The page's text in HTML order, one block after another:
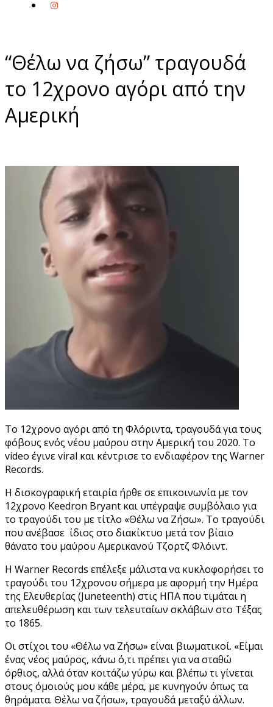
“Θέλω να ζήσω” τραγουδά
το 12χρονο αγόρι από την
Αμερική
Το 12χρονο αγόρι από τη Φλόριντα, τραγουδά για τους
φόβους ενός νέου μαύρου στην Αμερική του 2020. Το
video έγινε viral και κέντρισε το ενδιαφέρον της Warner
Records.
Η δισκογραφική εταιρία ήρθε σε επικοινωνία με τον
12χρονο Keedron Bryant και υπέγραψε συμβόλαιο για
το τραγούδι του με τίτλο «Θέλω να Ζήσω». Το τραγούδι
που ανέβασε ίδιος στο διακίκτυο μετά τον βίαιο
θάνατο του μαύρου Αμερικανού Τζορτζ Φλόιντ.
Η Warner Records επέλεξε μάλιστα να κυκλοφορήσει το
τραγούδι του 12χρονου σήμερα με αφορμή την Ημέρα
της Ελευθερίας (Juneteenth) στις ΗΠΑ που τιμάται η
απελευθέρωση και των τελευταίων σκλάβων στο Τέξας
το 1865.
Οι στίχοι του «Θέλω να Ζήσω» είναι βιωματικοί. «Είμαι
ένας νέος μαύρος, κάνω ό,τι πρέπει για να σταθώ
όρθιος, αλλά όταν κοιτάζω γύρω και βλέπω τι γίνεται
στους όμοιούς μου κάθε μέρα, με κυνηγούν όπως τα
θηράματα. Θέλω να ζήσω», τραγουδά μεταξύ άλλων.